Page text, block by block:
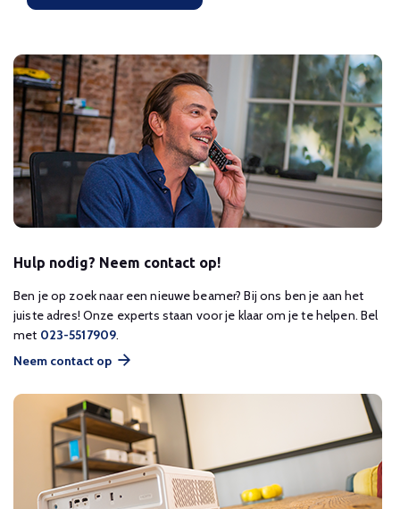
Hulp nodig? Neem contact op!
Ben je op zoek naar een nieuwe beamer? Bij ons ben je aan het
juiste adres! Onze experts staan voor je klaar om je te helpen. Bel
met 023-5517909.
Neem contact op